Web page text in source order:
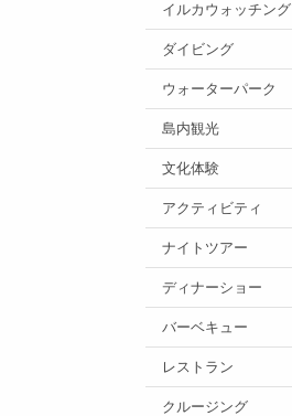
イルカウォッチング
ダイビング
ウォーターパーク
島内観光
文化体験
アクティビティ
ナイトツアー
ディナーショー
バーベキュー
レストラン
クルージング